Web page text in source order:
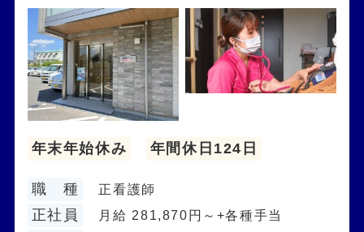
年末年始休み 年間休日124日
職 種 正看護師
正社員 月給 281,870円～+各種手当